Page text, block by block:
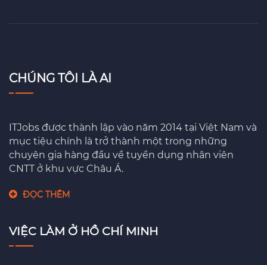
CHÚNG TÔI LÀ AI
ITJobs được thành lập vào năm 2014 tại Việt Nam và
mục tiệu chính là trở thành một trong những
chuyên gia hàng đầu về tuyển dụng nhân viên
CNTT ở khu vực Châu Á.
ĐỌC THÊM
VIỆC LÀM Ở HỒ CHÍ MINH